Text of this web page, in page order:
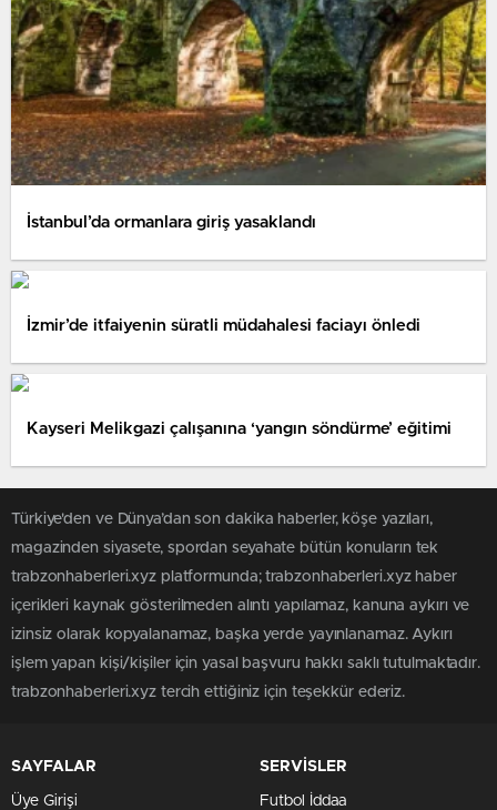
İstanbul’da ormanlara giriş yasaklandı
İzmir’de itfaiyenin süratli müdahalesi faciayı önledi
Kayseri Melikgazi çalışanına ‘yangın söndürme’ eğitimi
Türkiye'den ve Dünya’dan son dakika haberler, köşe yazıları,
magazinden siyasete, spordan seyahate bütün konuların tek
trabzonhaberleri.xyz platformunda; trabzonhaberleri.xyz haber
içerikleri kaynak gösterilmeden alıntı yapılamaz, kanuna aykırı ve
izinsiz olarak kopyalanamaz, başka yerde yayınlanamaz. Aykırı
işlem yapan kişi/kişiler için yasal başvuru hakkı saklı tutulmaktadır.
trabzonhaberleri.xyz tercih ettiğiniz için teşekkür ederiz.
SAYFALAR
Üye Girişi
SERVİSLER
Futbol İddaa